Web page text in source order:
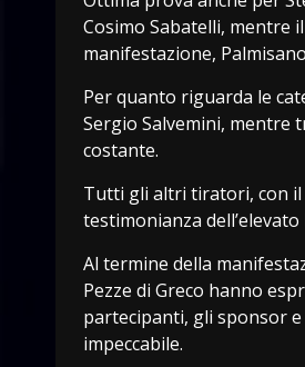
Cosimo Sabatelli, mentre
manifestazione,
Per quanto riguarda le
Sergio Salvemini, mentre
costante.
Tutti gli altri tiratori, con
testimonianza
Al termine della
Pezze di Greco hanno
partecipanti, gli sponsor
impeccabile.